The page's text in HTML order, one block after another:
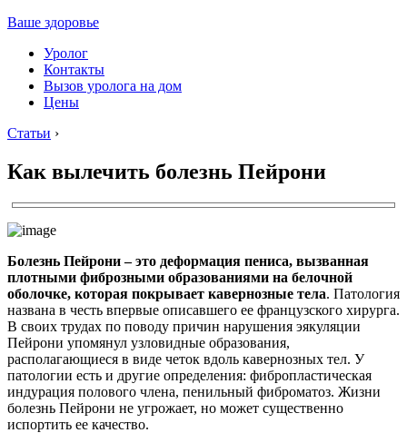
Ваше здоровье
Уролог
Контакты
Вызов уролога на дом
Цены
Статьи ›
Как вылечить болезнь Пейрони
Болезнь Пейрони – это деформация пениса, вызванная
плотными фиброзными образованиями на белочной
оболочке, которая покрывает кавернозные тела. Патология
названа в честь впервые описавшего ее французского хирурга.
В своих трудах по поводу причин нарушения эякуляции
Пейрони упомянул узловидные образования,
располагающиеся в виде четок вдоль кавернозных тел. У
патологии есть и другие определения: фибропластическая
индурация полового члена, пенильный фиброматоз. Жизни
болезнь Пейрони не угрожает, но может существенно
испортить ее качество.